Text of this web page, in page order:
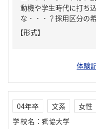
動機や学生時代に打ち
な・・・？採用区分の
【形式】
体験
04年卒 文系
女性
学校名 ： 獨協大学